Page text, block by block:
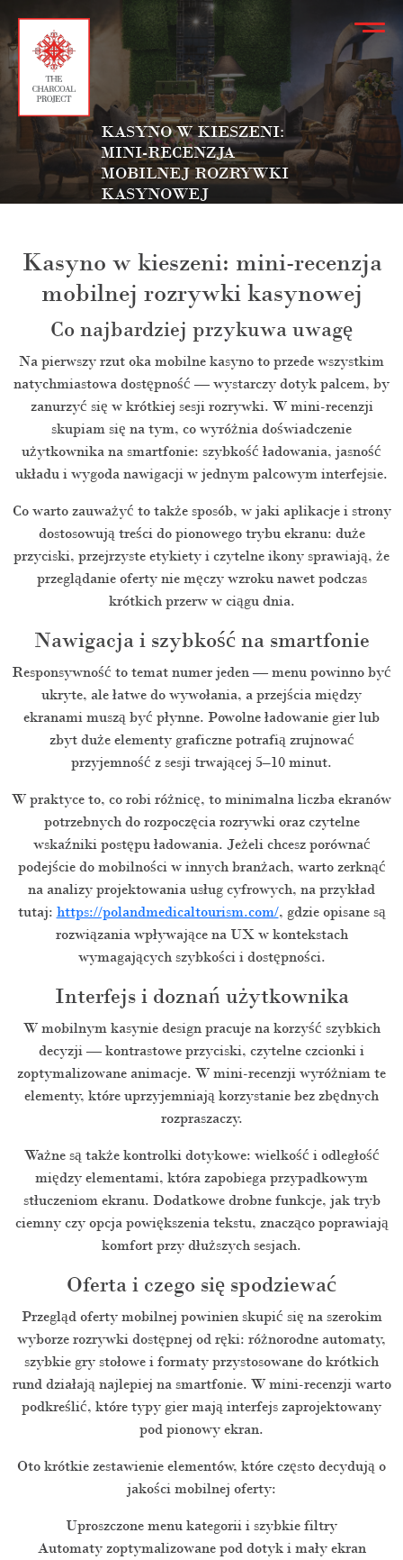
KASYNO W KIESZENI:
MINI-RECENZJA
MOBILNEJ ROZRYWKI
KASYNOWEJ
Kasyno w kieszeni: mini-recenzja
mobilnej rozrywki kasynowej
Co najbardziej przykuwa uwagę
Na pierwszy rzut oka mobilne kasyno to przede wszystkim
natychmiastowa dostępność — wystarczy dotyk palcem, by
zanurzyć się w krótkiej sesji rozrywki. W mini-recenzji
skupiam się na tym, co wyróżnia doświadczenie
użytkownika na smartfonie: szybkość ładowania, jasność
układu i wygoda nawigacji w jednym palcowym interfejsie.
Co warto zauważyć to także sposób, w jaki aplikacje i strony
dostosowują treści do pionowego trybu ekranu: duże
przyciski, przejrzyste etykiety i czytelne ikony sprawiają, że
przeglądanie oferty nie męczy wzroku nawet podczas
krótkich przerw w ciągu dnia.
Nawigacja i szybkość na smartfonie
Responsywność to temat numer jeden — menu powinno być
ukryte, ale łatwe do wywołania, a przejścia między
ekranami muszą być płynne. Powolne ładowanie gier lub
zbyt duże elementy graficzne potrafią zrujnować
przyjemność z sesji trwającej 5–10 minut.
W praktyce to, co robi różnicę, to minimalna liczba ekranów
potrzebnych do rozpoczęcia rozrywki oraz czytelne
wskaźniki postępu ładowania. Jeżeli chcesz porównać
podejście do mobilności w innych branżach, warto zerknąć
na analizy projektowania usług cyfrowych, na przykład
tutaj: https://polandmedicaltourism.com/, gdzie opisane są
rozwiązania wpływające na UX w kontekstach
wymagających szybkości i dostępności.
Interfejs i doznań użytkownika
W mobilnym kasynie design pracuje na korzyść szybkich
decyzji — kontrastowe przyciski, czytelne czcionki i
zoptymalizowane animacje. W mini-recenzji wyróżniam te
elementy, które uprzyjemniają korzystanie bez zbędnych
rozpraszaczy.
Ważne są także kontrolki dotykowe: wielkość i odległość
między elementami, która zapobiega przypadkowym
stłuczeniom ekranu. Dodatkowe drobne funkcje, jak tryb
ciemny czy opcja powiększenia tekstu, znacząco poprawiają
komfort przy dłuższych sesjach.
Oferta i czego się spodziewać
Przegląd oferty mobilnej powinien skupić się na szerokim
wyborze rozrywki dostępnej od ręki: różnorodne automaty,
szybkie gry stołowe i formaty przystosowane do krótkich
rund działają najlepiej na smartfonie. W mini-recenzji warto
podkreślić, które typy gier mają interfejs zaprojektowany
pod pionowy ekran.
Oto krótkie zestawienie elementów, które często decydują o
jakości mobilnej oferty:
Uproszczone menu kategorii i szybkie filtry
Automaty zoptymalizowane pod dotyk i mały ekran